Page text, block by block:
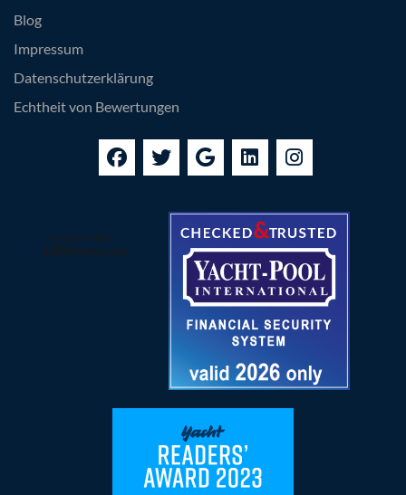
Blog
Impressum
Datenschutzerklärung
Echtheit von Bewertungen